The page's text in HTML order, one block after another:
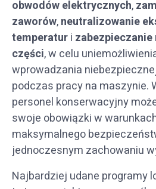
obwodów elektrycznych,
zaworów,neutralizowanie
temperaturi
części, w celu
wprowadzania
podczas pracy na maszynie.
personel konserwacyjny
swoje obowiązki w
maksymalnego
jednoczesnym zachowaniu
Najbardziej udane programy